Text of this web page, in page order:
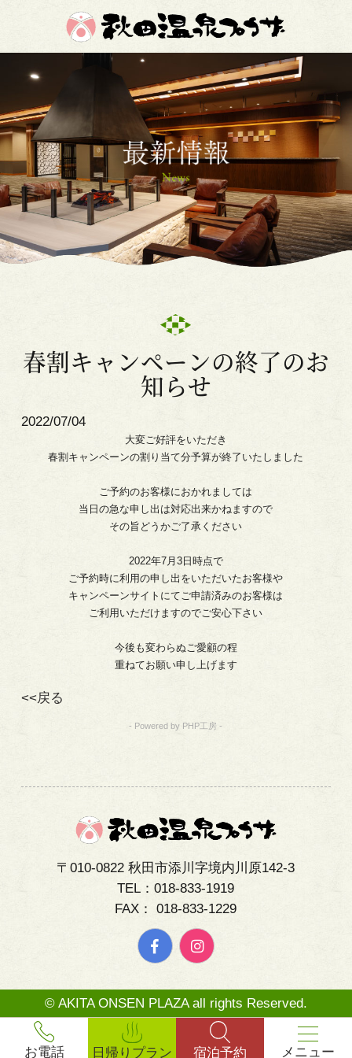
お電話 日帰りプラン 宿泊予約 メニュー
春割キャンペーンの終了のお
知らせ
2022/07/04
大変ご好評をいただき
春割キャンペーンの割り当て分予算が終了いたしました
ご予約のお客様におかれましては
当日の急な申し出は対応出来かねますので
その旨どうかご了承ください
2022年7月3日時点で
ご予約時に利用の申し出をいただいたお客様や
キャンペーンサイトにてご申請済みのお客様は
ご利用いただけますのでご安心下さい
今後も変わらぬご愛顧の程
重ねてお願い申し上げます
<<戻る
- Powered by PHP工房 -
〒010-0822 秋田市添川字境内川原142-3
TEL：018-833-1919
FAX： 018-833-1229
© AKITA ONSEN PLAZA all rights Reserved.